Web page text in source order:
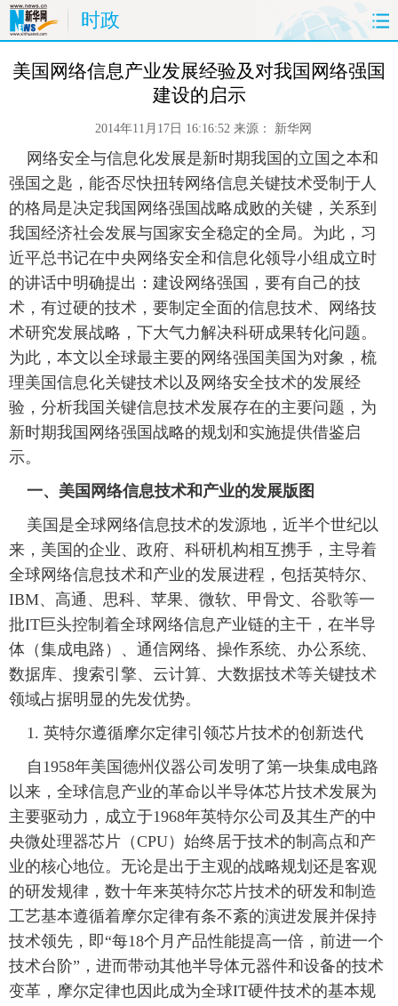
时政
首页 时政 国际 财经
时尚 思客 地方 法治
港澳 台湾 华人 汽车
科技 能源 房产 公司
图片 视频 彩票 食品
旅游 健康 信息化 数据
金融 公益 军事 无人机
富媒体 摄影 新华广播
美国网络信息产业发展经验及对我国网络强国
建设的启示
2014年11月17日 16:16:52 来源： 新华网
网络安全与信息化发展是新时期我国的立国之本和
强国之匙，能否尽快扭转网络信息关键技术受制于人
的格局是决定我国网络强国战略成败的关键，关系到
我国经济社会发展与国家安全稳定的全局。为此，习
近平总书记在中央网络安全和信息化领导小组成立时
的讲话中明确提出：建设网络强国，要有自己的技
术，有过硬的技术，要制定全面的信息技术、网络技
术研究发展战略，下大气力解决科研成果转化问题。
为此，本文以全球最主要的网络强国美国为对象，梳
理美国信息化关键技术以及网络安全技术的发展经
验，分析我国关键信息技术发展存在的主要问题，为
新时期我国网络强国战略的规划和实施提供借鉴启
示。
一、美国网络信息技术和产业的发展版图
美国是全球网络信息技术的发源地，近半个世纪以
来，美国的企业、政府、科研机构相互携手，主导着
全球网络信息技术和产业的发展进程，包括英特尔、
IBM、高通、思科、苹果、微软、甲骨文、谷歌等一
批IT巨头控制着全球网络信息产业链的主干，在半导
体（集成电路）、通信网络、操作系统、办公系统、
数据库、搜索引擎、云计算、大数据技术等关键技术
领域占据明显的先发优势。
1. 英特尔遵循摩尔定律引领芯片技术的创新迭代
自1958年美国德州仪器公司发明了第一块集成电路
以来，全球信息产业的革命以半导体芯片技术发展为
主要驱动力，成立于1968年英特尔公司及其生产的中
央微处理器芯片（CPU）始终居于技术的制高点和产
业的核心地位。无论是出于主观的战略规划还是客观
的研发规律，数十年来英特尔芯片技术的研发和制造
工艺基本遵循着摩尔定律有条不紊的演进发展并保持
技术领先，即“每18个月产品性能提高一倍，前进一个
技术台阶”，进而带动其他半导体元器件和设备的技术
变革，摩尔定律也因此成为全球IT硬件技术的基本规